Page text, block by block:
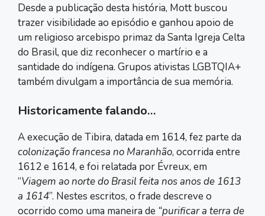
Desde a publicação desta história, Mott buscou
trazer visibilidade ao episódio e ganhou apoio de
um religioso arcebispo primaz da Santa Igreja Celta
do Brasil, que diz reconhecer o martírio e a
santidade do indígena. Grupos ativistas LGBTQIA+
também divulgam a importância de sua memória.
Historicamente falando…
A execução de Tibira, datada em 1614, fez parte da
colonização francesa no Maranhão, ocorrida entre
1612 e 1614, e foi relatada por Évreux, em
“Viagem ao norte do Brasil feita nos anos de 1613
a 1614”. Nestes escritos, o frade descreve o
ocorrido como uma maneira de “purificar a terra de